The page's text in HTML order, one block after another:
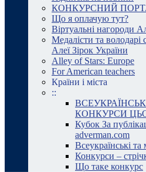
КОНКУРСНИЙ
Що я оплачую тут?
Віртуальні нагороди
Медалісти та володарі
Алеї Зірок України
Alley of Stars: Europe
For American teachers
Країни і міста
::
КОНКУРСИ
Кубок За
adverman.com
Всеукраїнські
Конкурси –
Що таке конкурс